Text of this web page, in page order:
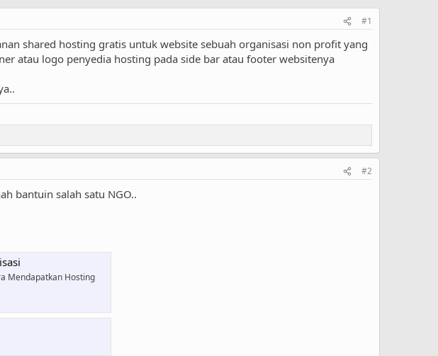
#1
shared hosting gratis untuk website sebuah organisasi non profit yang
atau logo penyedia hosting pada side bar atau footer websitenya
#2
bantuin salah satu NGO..
Mendapatkan Hosting